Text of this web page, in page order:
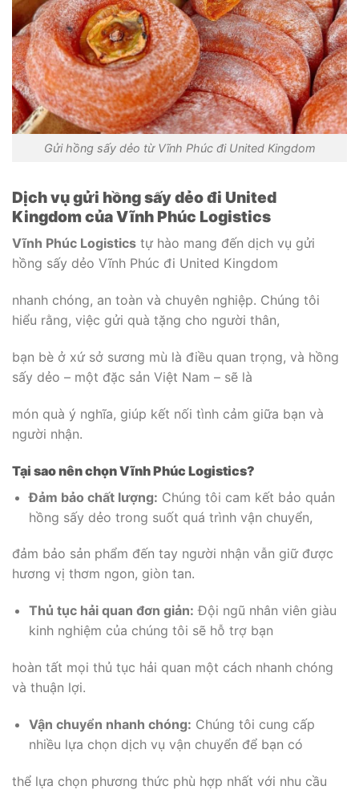
Gửi hồng sấy dẻo từ Vĩnh Phúc đi United Kingdom
Dịch vụ gửi hồng sấy dẻo đi United
Kingdom của Vĩnh Phúc Logistics
Vĩnh Phúc Logistics tự hào mang đến dịch vụ gửi
hồng sấy dẻo Vĩnh Phúc đi United Kingdom
nhanh chóng, an toàn và chuyên nghiệp. Chúng tôi
hiểu rằng, việc gửi quà tặng cho người thân,
bạn bè ở xứ sở sương mù là điều quan trọng, và hồng
sấy dẻo – một đặc sản Việt Nam – sẽ là
món quà ý nghĩa, giúp kết nối tình cảm giữa bạn và
người nhận.
Tại sao nên chọn Vĩnh Phúc Logistics?
Đảm bảo chất lượng: Chúng tôi cam kết bảo quản
hồng sấy dẻo trong suốt quá trình vận chuyển,
đảm bảo sản phẩm đến tay người nhận vẫn giữ được
hương vị thơm ngon, giòn tan.
Thủ tục hải quan đơn giản: Đội ngũ nhân viên giàu
kinh nghiệm của chúng tôi sẽ hỗ trợ bạn
hoàn tất mọi thủ tục hải quan một cách nhanh chóng
và thuận lợi.
Vận chuyển nhanh chóng: Chúng tôi cung cấp
nhiều lựa chọn dịch vụ vận chuyển để bạn có
thể lựa chọn phương thức phù hợp nhất với nhu cầu